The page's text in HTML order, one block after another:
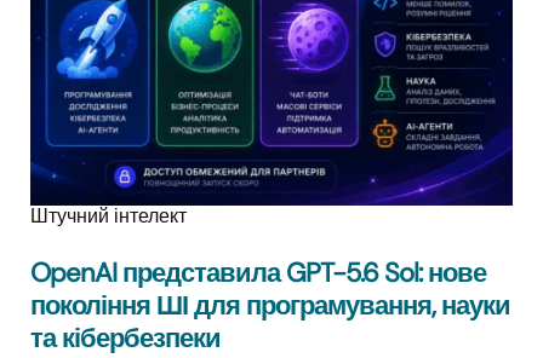
Штучний інтелект
OpenAI представила GPT-5.6 Sol: нове
покоління ШІ для програмування, науки
та кібербезпеки